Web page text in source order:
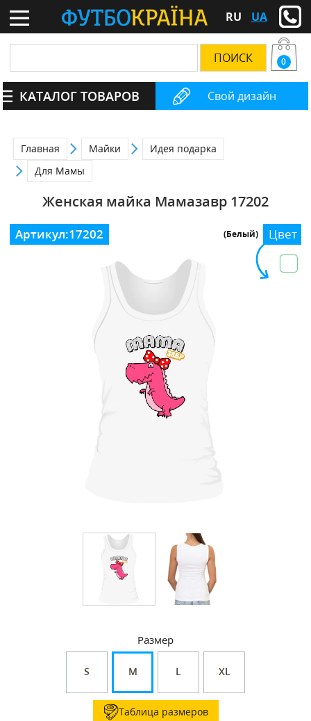
RU UA
Свой дизайн
0
КАТАЛОГ ТОВАРОВ
Главная Майки
Идея подарка
Для Мамы
Женская майка Мамазавр 17202
Цвет
(Белый)
Размер
S M L XL
Таблица размеров
Артикул:17202